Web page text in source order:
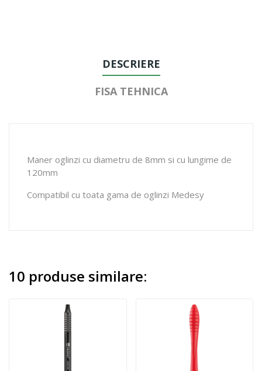
DESCRIERE
FISA TEHNICA
Maner oglinzi cu diametru de 8mm si cu lungime de
120mm
Compatibil cu toata gama de oglinzi Medesy
10 produse similare: